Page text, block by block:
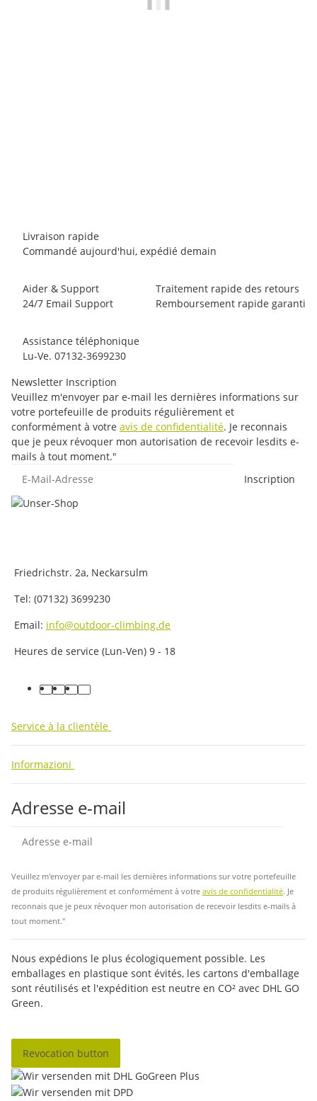
Livraison rapide
Commandé aujourd'hui, expédié demain
Aider & Support
24/7 Email Support
Traitement rapide des retours
Remboursement rapide garanti
Assistance téléphonique
Lu-Ve. 07132-3699230
Newsletter Inscription
Veuillez m'envoyer par e-mail les dernières informations sur
votre portefeuille de produits régulièrement et
conformément à votre avis de confidentialité. Je reconnais
que je peux révoquer mon autorisation de recevoir lesdits e-
mails à tout moment."
Inscription
Friedrichstr. 2a, Neckarsulm
Tel: (07132) 3699230
Email: info@outdoor-climbing.de
Heures de service (Lun-Ven) 9 - 18
facebook
youtube
instagram
tiktok
Service à la clientèle
Informazioni
Adresse e-mail
Veuillez m'envoyer par e-mail les dernières informations sur votre portefeuille
de produits régulièrement et conformément à votre avis de confidentialité. Je
reconnais que je peux révoquer mon autorisation de recevoir lesdits e-mails à
tout moment."
Nous expédions le plus écologiquement possible. Les
emballages en plastique sont évités, les cartons d'emballage
sont réutilisés et l'expédition est neutre en CO² avec DHL GO
Green.
Revocation button